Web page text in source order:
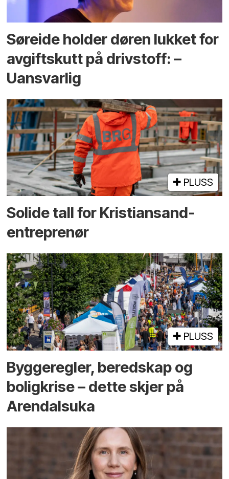
Søreide holder døren lukket for
avgiftskutt på drivstoff: –
Uansvarlig
PLUSS
Solide tall for Kristiansand-
entreprenør
PLUSS
Bygge­regler, beredskap og
bolig­krise – dette skjer på
Arendals­uka